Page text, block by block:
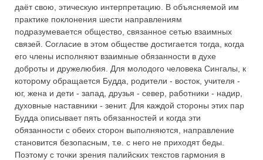
даёт свою, этическую интерпретацию. В объясняемой им
практике поклонения шести направлениям
подразумевается общество, связанное сетью взаимных
связей. Согласие в этом обществе достигается тогда, когда
его члены исполняют взаимные обязанности в духе
доброты и дружелюбия. Для молодого человека Сингалы, к
которому обращается Будда, родители - восток, учителя -
юг, жена и дети - запад, друзья - север, работники - надир,
духовные наставники - зенит. Для каждой стороны этих пар
Будда описывает пять обязанностей и когда эти
обязанности с обеих сторон выполняются, направление
становится безопасным, т.е. с него не приходят беды.
Поэтому с точки зрения палийских текстов гармония в